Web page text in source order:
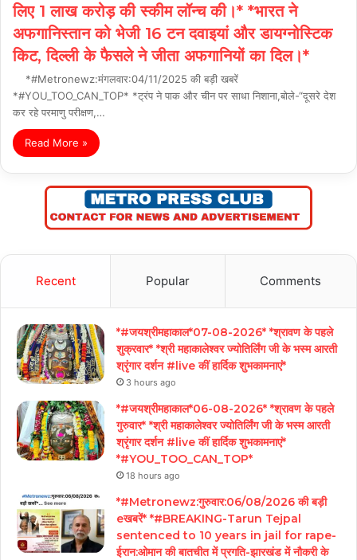
लिए 1 लाख करोड़ की स्कीम लॉन्च की।* *भारत ने
अफगानिस्तान को भेजी 16 टन दवाइयां और डायग्नोस्टिक
किट, दिल्ली के फैसले ने जीता अफगानियों का दिल।*
*#Metronewz:मंगलवार:04/11/2025 की बड़ी खबरें
*#YOU_TOO_CAN_TOP* *ट्रंप ने पाक और चीन पर साधा निशाना,बोले-“दूसरे देश
कर रहे परमाणु परीक्षण,…
Read More »
Recent Popular Comments
*#जयश्रीमहाकाल*07-08-2026* *श्रावण के पहले
शुक्रवार* *श्री महाकालेश्वर ज्योतिर्लिंग जी के भस्म आरती
श्रृंगार दर्शन #live कीं हार्दिक शुभकामनाएं*
3 hours ago
*#जयश्रीमहाकाल*06-08-2026* *श्रावण के पहले
गुरुवार* *श्री महाकालेश्वर ज्योतिर्लिंग जी के भस्म आरती
श्रृंगार दर्शन #live कीं हार्दिक शुभकामनाएं*
*#YOU_TOO_CAN_TOP*
18 hours ago
*#Metronewz:गुरुवार:06/08/2026 की बड़ी
eखबरें* *#BREAKING-Tarun Tejpal
sentenced to 10 years in jail for rape-
ईरान:ओमान की बातचीत में प्रगति-झारखंड में नौकरी के